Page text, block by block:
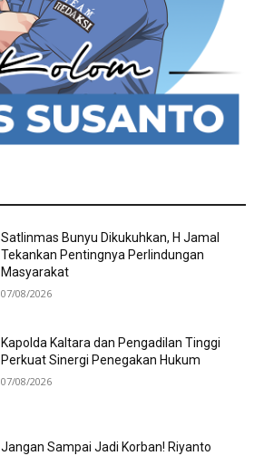
Satlinmas Bunyu Dikukuhkan, H Jamal
Tekankan Pentingnya Perlindungan
Masyarakat
07/08/2026
Kapolda Kaltara dan Pengadilan Tinggi
Perkuat Sinergi Penegakan Hukum
07/08/2026
Jangan Sampai Jadi Korban! Riyanto